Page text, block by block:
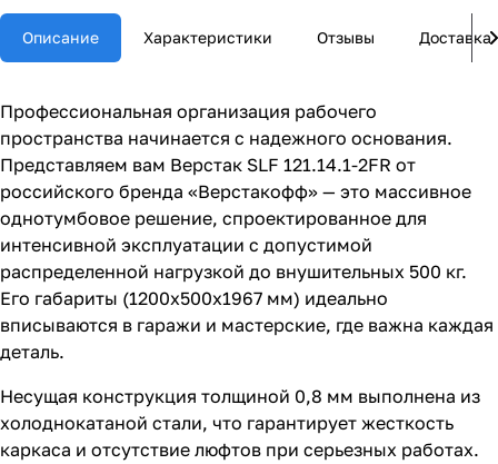
Описание Характеристики Отзывы Доставка
Профессиональная организация рабочего
пространства начинается с надежного основания.
Представляем вам Верстак SLF 121.14.1-2FR от
российского бренда «Верстакофф» — это массивное
однотумбовое решение, спроектированное для
интенсивной эксплуатации с допустимой
распределенной нагрузкой до внушительных 500 кг.
Его габариты (1200x500x1967 мм) идеально
вписываются в гаражи и мастерские, где важна каждая
деталь.
Несущая конструкция толщиной 0,8 мм выполнена из
холоднокатаной стали, что гарантирует жесткость
каркаса и отсутствие люфтов при серьезных работах.